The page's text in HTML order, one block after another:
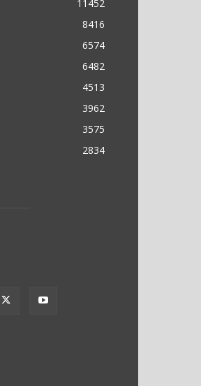
11452
8416
6574
6482
4513
3962
3575
2834